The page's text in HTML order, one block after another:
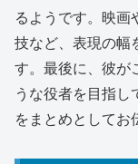
るようです。映画
技など、表現の幅
す。最後に、彼が
うな役者を目指し
をまとめとしてお